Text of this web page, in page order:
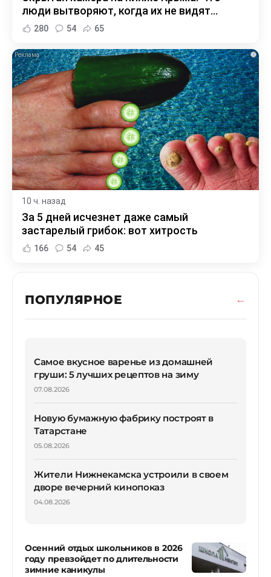
люди вытворяют, когда их не видят...
280 54 65
i
10 ч. назад
За 5 дней исчезнет даже самый
застарелый грибок: вот хитрость
166 54 45
ПОПУЛЯРНОЕ
Самое вкусное варенье из домашней
груши: 5 лучших рецептов на зиму
07.08.2026
Новую бумажную фабрику построят в
Татарстане
05.08.2026
Жители Нижнекамска устроили в своем
дворе вечерний кинопоказ
04.08.2026
Осенний отдых школьников в 2026
году превзойдет по длительности
зимние каникулы